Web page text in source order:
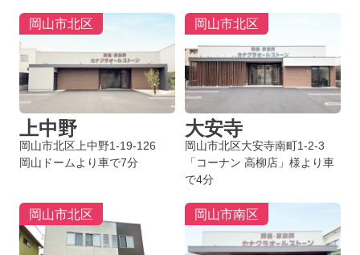
岡山市北区
上中野
岡山市北区上中野1-19-126
岡山ドームより車で7分
岡山市北区
大安寺
岡山市北区大安寺南町1-2-3
「コーナン 高柳店」様より車
で4分
岡山市北区 岡山市南区
お得な会員価格!